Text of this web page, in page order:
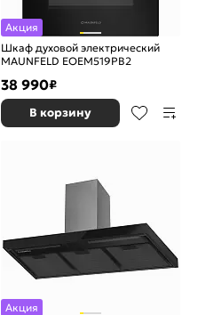
Акция
Шкаф духовой электрический
MAUNFELD EOEM519PB2
38 990₽
В корзину
Акция